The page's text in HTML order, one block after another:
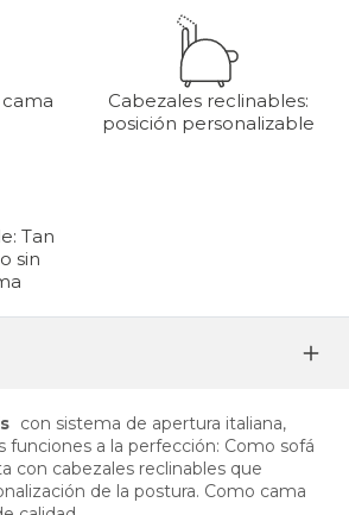
Cabezales reclinables:
posición personalizable
Tan
sin
con sistema de apertura italiana,
funciones a la perfección: Como sofá
con cabezales reclinables que
de la postura. Como cama